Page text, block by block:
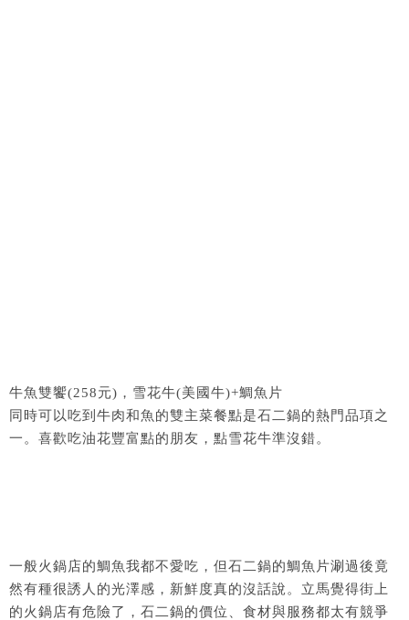
牛魚雙饗(258元)，雪花牛(美國牛)+鯛魚片
同時可以吃到牛肉和魚的雙主菜餐點是石二鍋的熱門品項之
一。喜歡吃油花豐富點的朋友，點雪花牛準沒錯。
一般火鍋店的鯛魚我都不愛吃，但石二鍋的鯛魚片涮過後竟
然有種很誘人的光澤感，新鮮度真的沒話說。立馬覺得街上
的火鍋店有危險了，石二鍋的價位、食材與服務都太有競爭